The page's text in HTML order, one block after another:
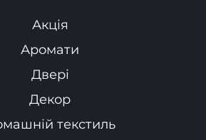
Акція
Аромати
Двері
Декор
текстиль